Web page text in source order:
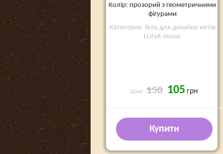
Колір: прозорий з геометричними
фігурами
Категория: Гель для дизайну нігтів
LUNA moon
Ціна: 150 105 грн
Купити